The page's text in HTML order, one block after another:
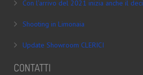
Con l’arrivo del 2021 inizia anche il
Shooting in Limonaia
Update Showroom CLERICI
CONTATTI